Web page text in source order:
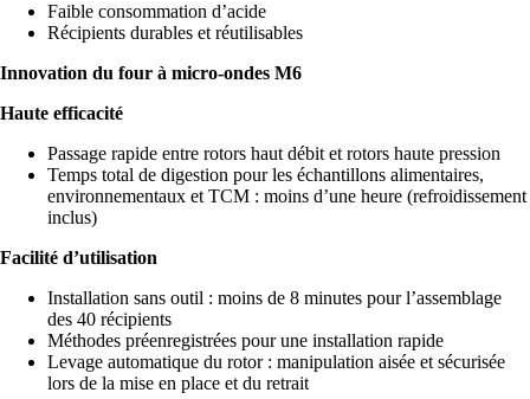
Faible consommation d’acide
Récipients durables et réutilisables
Innovation du four à micro-ondes M6
Haute efficacité
Passage rapide entre rotors haut débit et rotors haute pression
Temps total de digestion pour les échantillons alimentaires,
environnementaux et TCM : moins d’une heure (refroidissement
inclus)
Facilité d’utilisation
Installation sans outil : moins de 8 minutes pour l’assemblage
des 40 récipients
Méthodes préenregistrées pour une installation rapide
Levage automatique du rotor : manipulation aisée et sécurisée
lors de la mise en place et du retrait